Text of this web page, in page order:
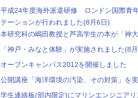
平成24年度海外派遣研修 ロンドン国際青
テーションが行われました(8月6日)
本研究科の嶋田教授と芦高学生の本が「神
「神戸・みなと体験」が実施されました(8
オープンキャンパス2012を開催しました
公開講座「海洋環境の汚染、その対策」を
学生連絡板(部内限定)にマリンエンジニア